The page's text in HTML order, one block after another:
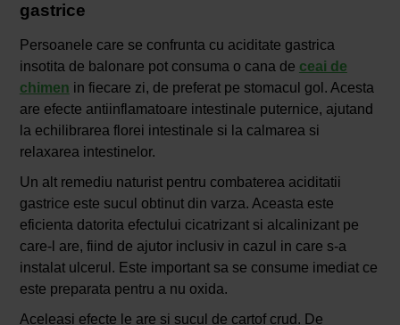
gastrice
Persoanele care se confrunta cu aciditate gastrica
insotita de balonare pot consuma o cana de ceai de
chimen in fiecare zi, de preferat pe stomacul gol. Acesta
are efecte antiinflamatoare intestinale puternice, ajutand
la echilibrarea florei intestinale si la calmarea si
relaxarea intestinelor.
Un alt remediu naturist pentru combaterea aciditatii
gastrice este sucul obtinut din varza. Aceasta este
eficienta datorita efectului cicatrizant si alcalinizant pe
care-l are, fiind de ajutor inclusiv in cazul in care s-a
instalat ulcerul. Este important sa se consume imediat ce
este preparata pentru a nu oxida.
Aceleasi efecte le are si sucul de cartof crud. De